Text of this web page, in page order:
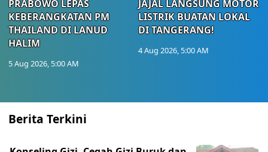
PRABOWO LEPAS
KEBERANGKATAN PM
THAILAND DI LANUD
HALIM
5 Aug 2026, 5:00 AM
JAJAL LANGSUNG MOTOR
LISTRIK BUATAN LOKAL
DI TANGERANG!
4 Aug 2026, 5:00 AM
Berita Terkini